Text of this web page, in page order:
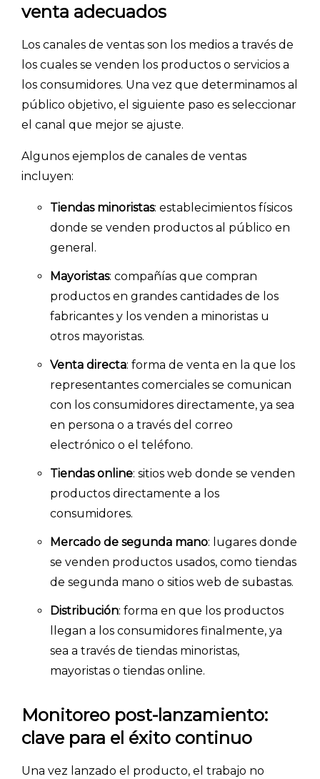
Explorar categorías:
- Artículos destacados
- Encuesta.com
- Encuestas de NPS
- Encuestas de recursos humanos
- Encuestas de satisfacción de cliente
- Inteligencia artificial
- Investigación de mercados
venta adecuados
Los canales de ventas son los medios a través de
los cuales se venden los productos o servicios a
los consumidores. Una vez que determinamos al
público objetivo, el siguiente paso es seleccionar
el canal que mejor se ajuste.
Algunos ejemplos de canales de ventas
incluyen:
Tiendas minoristas: establecimientos físicos
donde se venden productos al público en
general.
Mayoristas: compañías que compran
productos en grandes cantidades de los
fabricantes y los venden a minoristas u
otros mayoristas.
Venta directa: forma de venta en la que los
representantes comerciales se comunican
con los consumidores directamente, ya sea
en persona o a través del correo
electrónico o el teléfono.
Tiendas online: sitios web donde se venden
productos directamente a los
consumidores.
Mercado de segunda mano: lugares donde
se venden productos usados, como tiendas
de segunda mano o sitios web de subastas.
Distribución: forma en que los productos
llegan a los consumidores finalmente, ya
sea a través de tiendas minoristas,
mayoristas o tiendas online.
Monitoreo post-lanzamiento:
clave para el éxito continuo
Una vez lanzado el producto, el trabajo no